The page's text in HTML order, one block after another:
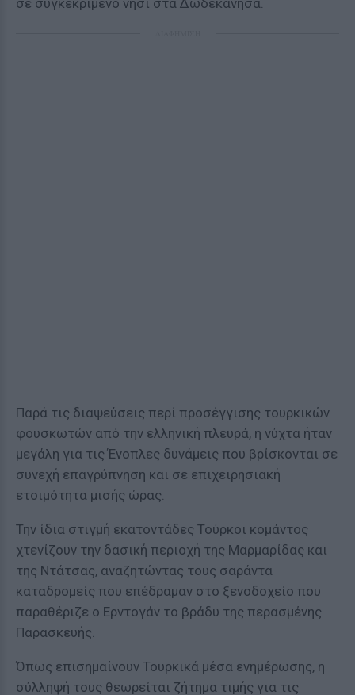
σε συγκεκριμένο νησί στα Δωδεκάνησα.
Παρά τις διαψεύσεις περί προσέγγισης τουρκικών
φουσκωτών από την ελληνική πλευρά, η νύχτα ήταν
μεγάλη για τις Ένοπλες δυνάμεις που βρίσκονται σε
συνεχή επαγρύπνηση και σε επιχειρησιακή
ετοιμότητα μισής ώρας.
Την ίδια στιγμή εκατοντάδες Τούρκοι κομάντος
χτενίζουν την δασική περιοχή της Μαρμαρίδας και
της Ντάτσας, αναζητώντας τους σαράντα
καταδρομείς που επέδραμαν στο ξενοδοχείο που
παραθέριζε ο Ερντογάν το βράδυ της περασμένης
Παρασκευής.
Όπως επισημαίνουν Τουρκικά μέσα ενημέρωσης, η
σύλληψή τους θεωρείται ζήτημα τιμής για τις